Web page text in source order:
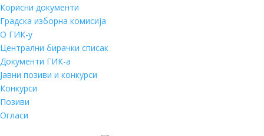
Корисни документи
Градска изборна комисија
О ГИК-у
Централни бирачки списак
Документи ГИК-а
Јавни позиви и конкурси
Конкурси
Позиви
Огласи